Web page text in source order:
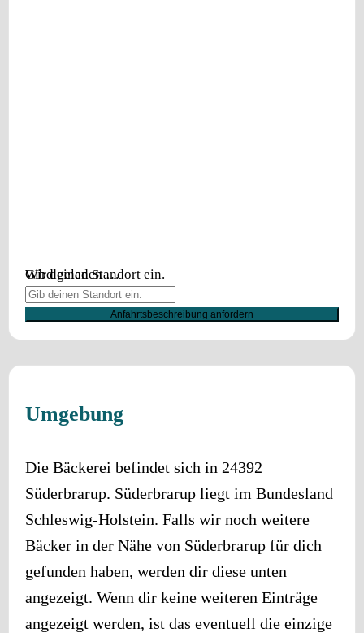
Wird geladen …
Gib deinen Standort ein.
Anfahrtsbeschreibung anfordern
Umgebung
Die Bäckerei befindet sich in 24392
Süderbrarup. Süderbrarup liegt im Bundesland
Schleswig-Holstein. Falls wir noch weitere
Bäcker in der Nähe von Süderbrarup für dich
gefunden haben, werden dir diese unten
angezeigt. Wenn dir keine weiteren Einträge
angezeigt werden, ist das eventuell die einzige